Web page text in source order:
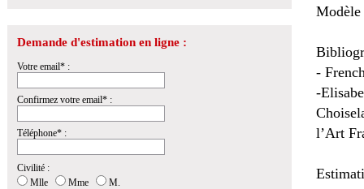
Demande d'estimation en ligne :
Votre email* :
Confirmez votre email* :
Téléphone* :
Civilité :
Mlle
Mme
M.
-
-
l’Art